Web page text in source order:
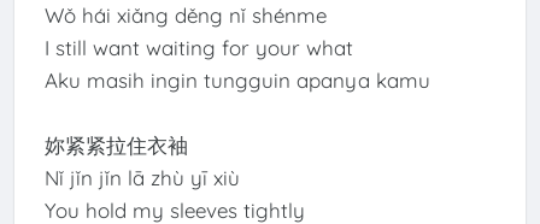
Wǒ hái xiǎng děng nǐ shénme
I still want waiting for your what
Aku masih ingin tungguin apanya kamu
妳紧紧拉住衣袖
Nǐ jǐn jǐn lā zhù yī xiù
You hold my sleeves tightly